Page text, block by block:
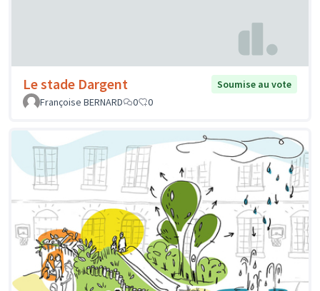
Le stade Dargent
Soumise au vote
Françoise BERNARD
0 0